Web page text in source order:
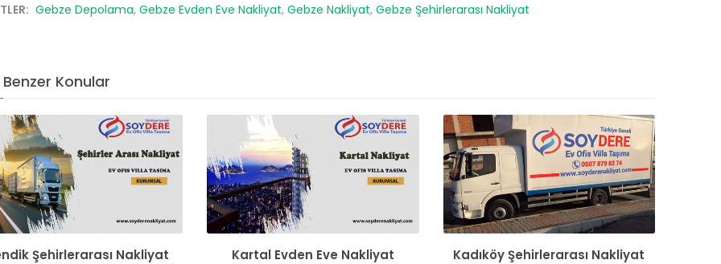
Gebze Depolama, Gebze Evden Eve Nakliyat, Gebze Nakliyat, Gebze Şehirlerarası Nakliyat
Benzer Konular
Şehirlerarası Nakliyat Kartal Evden Eve Nakliyat Kadıköy Şehirlerarası Nakliyat